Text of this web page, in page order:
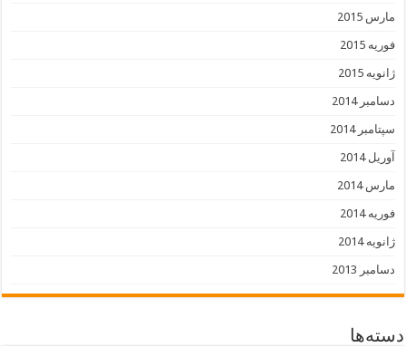
مارس 2015
فوریه 2015
ژانویه 2015
دسامبر 2014
سپتامبر 2014
آوریل 2014
مارس 2014
فوریه 2014
ژانویه 2014
دسامبر 2013
دسته‌ها